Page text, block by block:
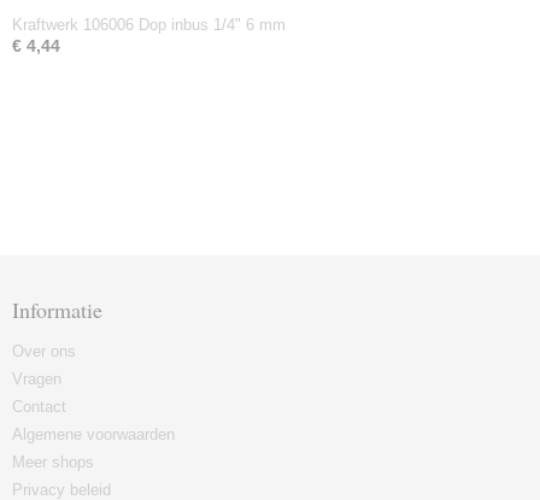
Kraftwerk 106006 Dop inbus 1/4" 6 mm
€ 4,44
Informatie
Over ons
Vragen
Contact
Algemene voorwaarden
Meer shops
Privacy beleid